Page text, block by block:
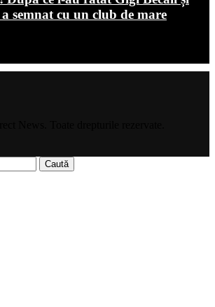
semnat cu un club de mare
Caută